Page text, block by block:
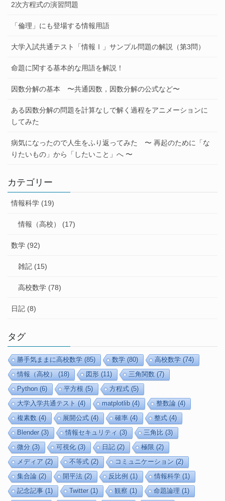
2次方程式の演習問題
「倫理」にも登場する情報用語
大学入試共通テスト「情報Ⅰ」サンプル問題の解説（第3問）
命題に関する基本的な用語を解説！
因数分解の基本 〜共通因数，因数分解の公式など〜
ある因数分解の問題を計算なしで解く過程をアニメーションに
してみた
病気になったので人生をふり返ってみた 〜 再起のために「な
りたいもの」から「したいこと」へ 〜
カテゴリー
情報科学 (19)
情報（高校） (17)
数学 (92)
雑記 (15)
高校数学 (78)
日記 (8)
タグ
勝手気ままに高校数学 (85) 数学 (80) 高校数学 (74)
情報（高校）
(18) 図形 (11) 三角関数 (7)
Python (6) 平方根 (5) 方程式 (5)
大学入学共通テスト (4) matplotlib (4) 整数論 (4)
複素数 (4) 展開公式 (4) 確率 (4) 整式 (4)
Blender(3) 情報セキュリティ (3) 三角比 (3)
微分 (3) 可視化 (3) 日記 (2) 極限 (2)
メディア (2) 不等式 (2) コミュニケーション (2)
集合論 (2) 開平法 (2) 反比例 (1) 情報科学 (1)
記念記事 (1) Twitter(1) 観察 (1) 命題論理 (1)